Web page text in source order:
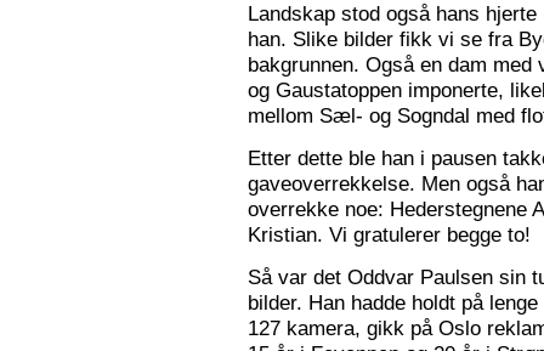
Landskap stod også hans
han. Slike bilder fikk vi se fra
bakgrunnen. Også en dam
og Gaustatoppen imponerte,
mellom Sæl- og Sogndal med
Etter dette ble han i pausen
gaveoverrekkelse. Men også
overrekke noe: Hederstegnene
Kristian. Vi gratulerer begge to!
Så var det Oddvar Paulsen sin
bilder. Han hadde holdt på
127 kamera, gikk på Oslo